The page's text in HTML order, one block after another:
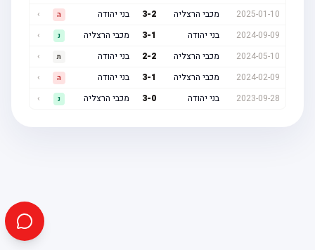
2025-01-10
מכבי הרצליה 3- בני יהודה
2024-09-09
בני יהודה 3 מכבי הרצליה
2024-05-10
מכבי הרצליה 2- בני יהודה
2024-02-09
מכבי הרצליה 3 בני יהודה
2023-09-28
בני יהודה 3- מכבי הרצליה